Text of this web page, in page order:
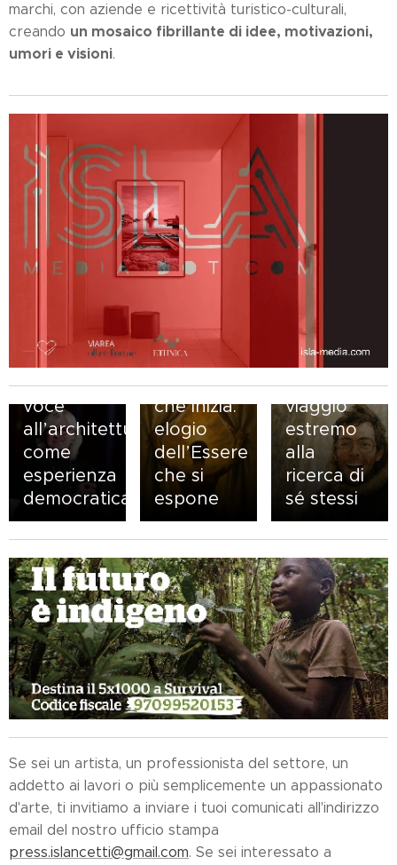
marchi, con aziende e ricettività turistico-culturali,
creando un mosaico fibrillante di idee, motivazioni,
umori e visioni.
17.12.2025
Elena
pioniera
che ha
ridato
voce
all’architettura
come
esperienza
democratica
05.09.2025
🜂 L’Inizio
che inizia:
elogio
dell’Essere
che si
espone
Christopher
McCandless:
un
viaggio
estremo
alla
ricerca di
sé stessi
Se sei un artista, un professionista del settore, un
addetto ai lavori o più semplicemente un appassionato
d'arte, ti invitiamo a inviare i tuoi comunicati all'indirizzo
email del nostro ufficio stampa
press.islancetti@gmail.com. Se sei interessato a